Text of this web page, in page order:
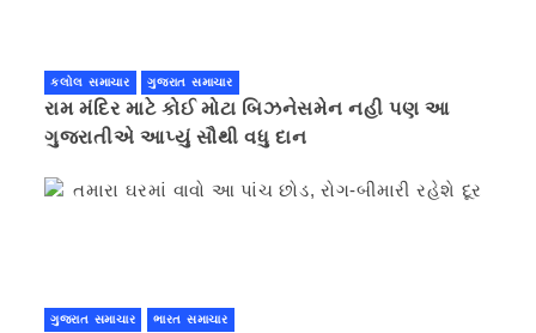
કલોલ સમાચાર ગુજરાત સમાચાર
રામ મંદિર માટે કોઈ મોટા બિઝનેસમેન નહી પણ આ
ગુજરાતીએ આપ્યું સૌથી વધુ દાન
ગુજરાત સમાચાર ભારત સમાચાર